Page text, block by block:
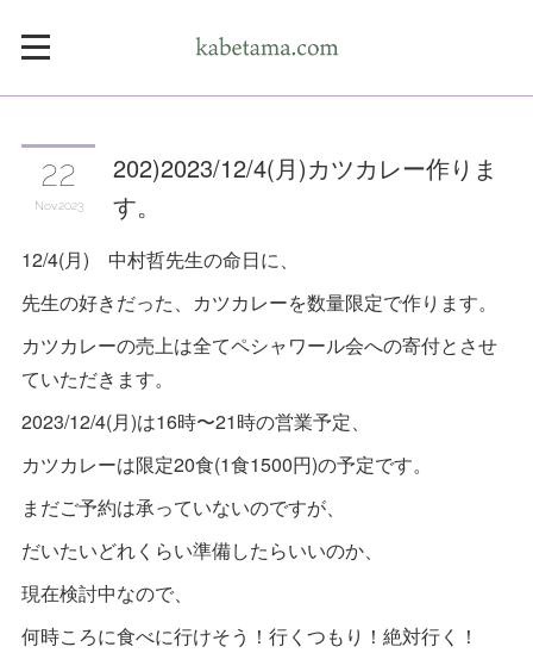
22
Nov 2023
202)2023/12/4(月)カツカレー作りま
す。
12/4(月) 中村哲先生の命日に、
先生の好きだった、カツカレーを数量限定で作ります。
カツカレーの売上は全てペシャワール会への寄付とさせ
ていただきます。
2023/12/4(月)は16時〜21時の営業予定、
カツカレーは限定20食(1食1500円)の予定です。
まだご予約は承っていないのですが、
だいたいどれくらい準備したらいいのか、
現在検討中なので、
何時ころに食べに行けそう！行くつもり！絶対行く！